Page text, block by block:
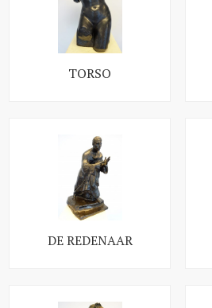
TORSO
DE REDENAAR